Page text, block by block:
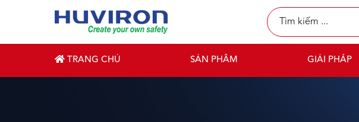
TRANG CHỦ SẢN PHẨM GIẢI PHÁP